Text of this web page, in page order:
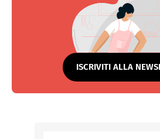
ISCRIVITI ALLA